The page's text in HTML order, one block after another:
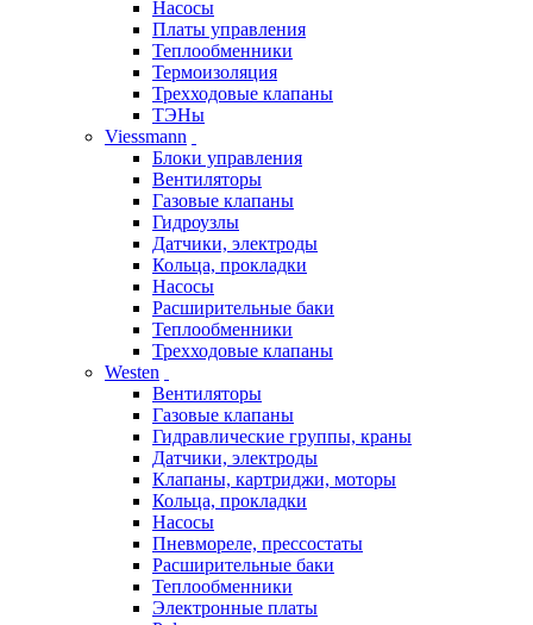
Насосы
Платы управления
Теплообменники
Термоизоляция
Трехходовые клапаны
ТЭНы
Viessmann
Блоки управления
Вентиляторы
Газовые клапаны
Гидроузлы
Датчики, электроды
Кольца, прокладки
Насосы
Расширительные баки
Теплообменники
Трехходовые клапаны
Westen
Вентиляторы
Газовые клапаны
Гидравлические группы, краны
Датчики, электроды
Клапаны, картриджи, моторы
Кольца, прокладки
Насосы
Пневмореле, прессостаты
Расширительные баки
Теплообменники
Электронные платы